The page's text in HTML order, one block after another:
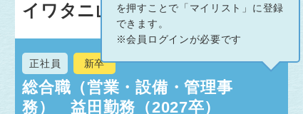
イワタニ山陰株式会社
正社員 新卒
総合職（営業・設備・管理事
務） 益田勤務（2027卒）
を押すことで「マイリスト」に登録
できます。
※会員ログインが必要です